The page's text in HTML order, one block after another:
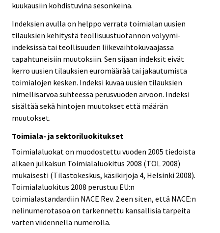
kuukausiin kohdistuvina sesonkeina.
Indeksien avulla on helppo verrata toimialan uusien
tilauksien kehitystä teollisuustuotannon volyymi-
indeksissä tai teollisuuden liikevaihtokuvaajassa
tapahtuneisiin muutoksiin. Sen sijaan indeksit eivät
kerro uusien tilauksien euromäärää tai jakautumista
toimialojen kesken. Indeksi kuvaa uusien tilauksien
nimellisarvoa suhteessa perusvuoden arvoon. Indeksi
sisältää sekä hintojen muutokset että määrän
muutokset.
Toimiala- ja sektoriluokitukset
Toimialaluokat on muodostettu vuoden 2005 tiedoista
alkaen julkaisun Toimialaluokitus 2008 (TOL 2008)
mukaisesti (Tilastokeskus, käsikirjoja 4, Helsinki 2008).
Toimialaluokitus 2008 perustuu EU:n
toimialastandardiin NACE Rev. 2:een siten, että NACE:n
nelinumerotasoa on tarkennettu kansallisia tarpeita
varten viidennellä numerolla.